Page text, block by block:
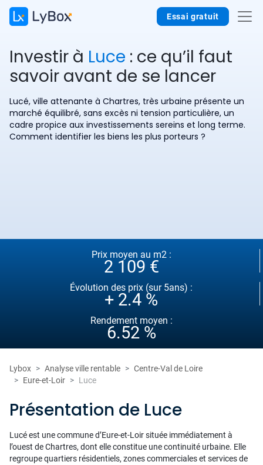
Essai gratuit
Investir à Luce : ce qu’il faut
savoir avant de se lancer
Lucé, ville attenante à Chartres, très urbaine présente un
marché équilibré, sans excès ni tension particulière, un
cadre propice aux investissements sereins et long terme.
Comment identifier les biens les plus porteurs ?
Prix moyen au m2 :
2 109 €
Évolution des prix (sur 5ans) :
+ 2.4 %
Rendement moyen :
6.52 %
Lybox Analyse ville rentable
Centre-Val de Loire
Eure-et-Loir
Luce
Présentation de Luce
Lucé est une commune d’Eure-et-Loir située immédiatement à
l’ouest de Chartres, dont elle constitue une continuité urbaine. Elle
regroupe quartiers résidentiels, zones commerciales et services de